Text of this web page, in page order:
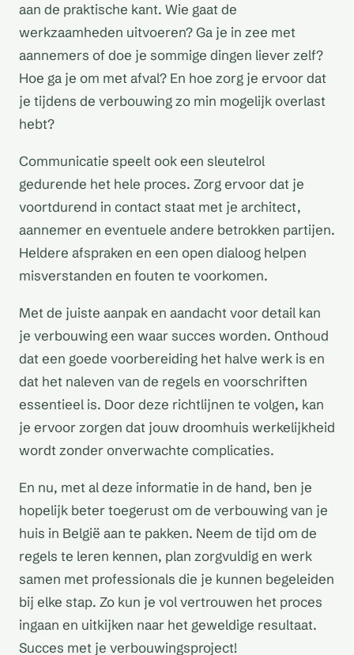
aan de praktische kant. Wie gaat de
werkzaamheden uitvoeren? Ga je in zee met
aannemers of doe je sommige dingen liever zelf?
Hoe ga je om met afval? En hoe zorg je ervoor dat
je tijdens de verbouwing zo min mogelijk overlast
hebt?
Communicatie speelt ook een sleutelrol
gedurende het hele proces. Zorg ervoor dat je
voortdurend in contact staat met je architect,
aannemer en eventuele andere betrokken partijen.
Heldere afspraken en een open dialoog helpen
misverstanden en fouten te voorkomen.
Met de juiste aanpak en aandacht voor detail kan
je verbouwing een waar succes worden. Onthoud
dat een goede voorbereiding het halve werk is en
dat het naleven van de regels en voorschriften
essentieel is. Door deze richtlijnen te volgen, kan
je ervoor zorgen dat jouw droomhuis werkelijkheid
wordt zonder onverwachte complicaties.
En nu, met al deze informatie in de hand, ben je
hopelijk beter toegerust om de verbouwing van je
huis in België aan te pakken. Neem de tijd om de
regels te leren kennen, plan zorgvuldig en werk
samen met professionals die je kunnen begeleiden
bij elke stap. Zo kun je vol vertrouwen het proces
ingaan en uitkijken naar het geweldige resultaat.
Succes met je verbouwingsproject!